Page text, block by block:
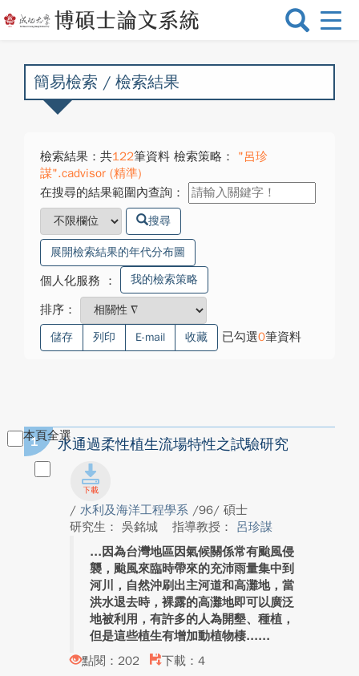
選
換
簡易檢索 / 檢索結果
檢索結果：共122筆資料 檢索策略：
"呂珍
謀".cadvisor (精準)
在搜尋的結果範圍內查詢：
搜尋
展開檢索結果的年代分布圖
個人化服務 ： 我的檢索策略
排序：
儲存 列印 E-mail 收藏 已勾選0筆資料
本頁全選
1 水通過柔性植生流場特性之試驗研究
/ 水利及海洋工程學系 /96/ 碩士
研究生： 吳銘城
指導教授： 呂珍謀
因為台灣地區因氣候關係常有颱風侵
襲，颱風來臨時帶來的充沛雨量集中到
河川，自然沖刷出主河道和高灘地，當
洪水退去時，裸露的高灘地即可以廣泛
地被利用，有許多的人為開墾、種植，
但是這些植生有增加動植物棲...
點閱：202
下載：4